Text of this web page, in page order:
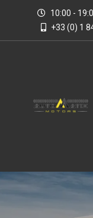
10:00 -
+33 (0) 1